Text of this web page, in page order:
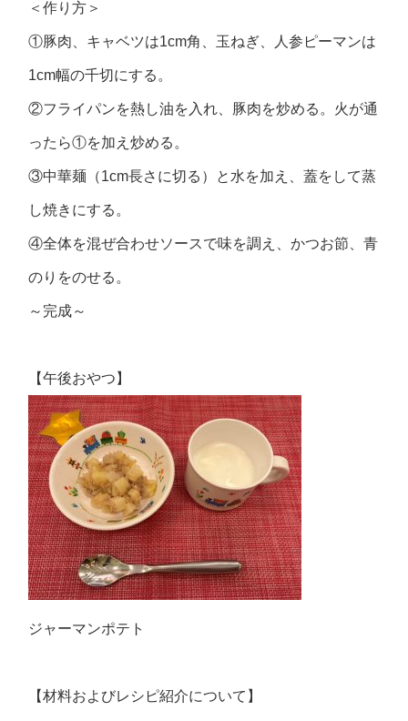
＜作り方＞
①豚肉、キャベツは1cm角、玉ねぎ、人参ピーマンは
1cm幅の千切にする。
②フライパンを熱し油を入れ、豚肉を炒める。火が通
ったら①を加え炒める。
③中華麺（1cm長さに切る）と水を加え、蓋をして蒸
し焼きにする。
④全体を混ぜ合わせソースで味を調え、かつお節、青
のりをのせる。
～完成～
【午後おやつ】
ジャーマンポテト
【材料およびレシピ紹介について】